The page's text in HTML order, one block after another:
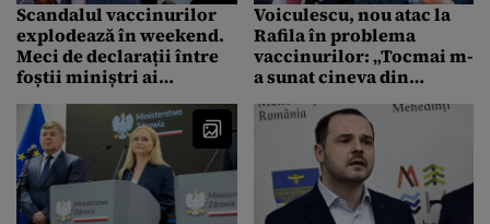
Scandalul vaccinurilor
explodează în weekend.
Meci de declarații între
foștii miniștri ai
vina unul pe altul
Voiculescu, nou atac la
Rafila în problema
vaccinurilor: „Tocmai m-
a sunat cineva din